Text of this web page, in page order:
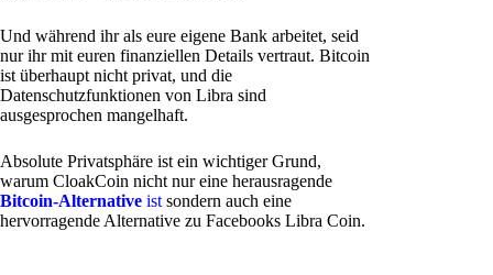
Und während ihr als eure eigene Bank arbeitet, seid
nur ihr mit euren finanziellen Details vertraut. Bitcoin
ist überhaupt nicht privat, und die
Datenschutzfunktionen von Libra sind
ausgesprochen mangelhaft.
Absolute Privatsphäre ist ein wichtiger Grund,
warum CloakCoin nicht nur eine herausragende
Bitcoin-Alternative ist sondern auch eine
hervorragende Alternative zu Facebooks Libra Coin.